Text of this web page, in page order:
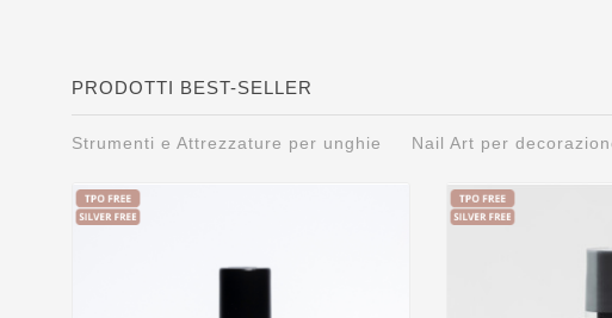
PRODOTTI BEST-SELLER
Strumenti e Attrezzature per unghie Nail Art per